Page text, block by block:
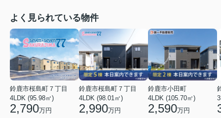
よく見られている物件
鈴鹿市桜島町７丁目
4LDK (95.98㎡)
2,790万円
鈴鹿市桜島町７丁目
4LDK (98.01㎡)
2,990万円
鈴鹿市小田町
4LDK (105.70㎡)
2,590万円